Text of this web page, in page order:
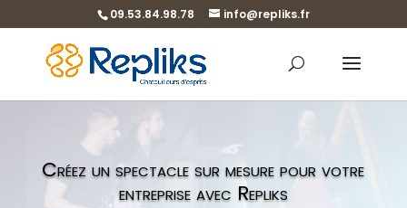
09.53.84.98.78 info@repliks.fr
Créez un spectacle sur mesure pour votre
entreprise avec Repliks